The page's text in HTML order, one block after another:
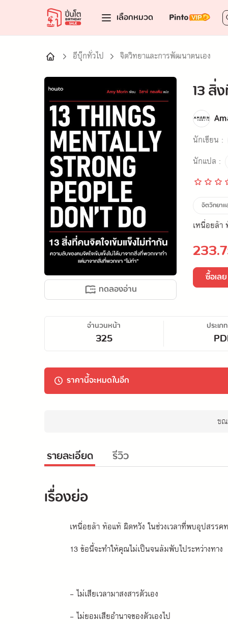
เลือกหมวด
อีบุ๊กทั่วไป จิตวิทยาและการพัฒนาตนเอง
ทดลองอ่าน
13 สิ่
นักเขียน :
นักแปล :
จิตวิทยา
เหนื่อยล้า
ซื้อเลย
จำนวนหน้า
325
ประเภ
ราคานี้จะหมดในอีก
ข
รายละเอียด รีวิว
เรื่องย่อ
เหนื่อยล้า ท้อแท้ ผิดหวัง ในช่วงเวลาที่พบอุปสรรค
13 ข้อนี้จะทำให้คุณไม่เป็นจนล้มพับไประหว่างทาง
- ไม่เสียเวลามาสงสารตัวเอง
- ไม่ยอมเสียอำนาจของตัวเองไป